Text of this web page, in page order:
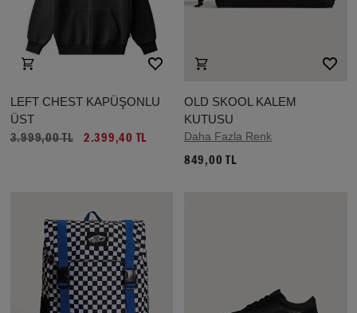
LEFT CHEST KAPÜŞONLU
ÜST
3.999,00 TL 2.399,40 TL
OLD SKOOL KALEM
KUTUSU
Daha Fazla Renk
849,00 TL